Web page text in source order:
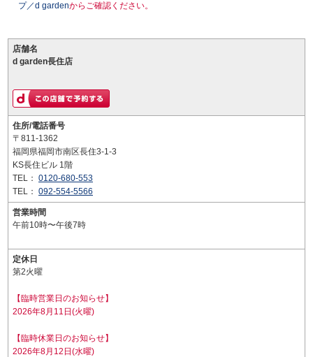
プ／d gardenからご確認ください。
店舗名
d garden長住店
住所/電話番号
〒811-1362
福岡県福岡市南区長住3-1-3
KS長住ビル 1階
TEL： 0120-680-553
TEL： 092-554-5566
営業時間
午前10時〜午後7時
定休日
第2火曜
【臨時営業日のお知らせ】
2026年8月11日(火曜)
【臨時休業日のお知らせ】
2026年8月12日(水曜)